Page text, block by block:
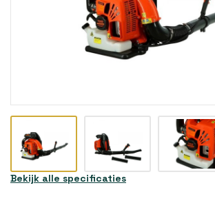
Bekijk alle specificaties